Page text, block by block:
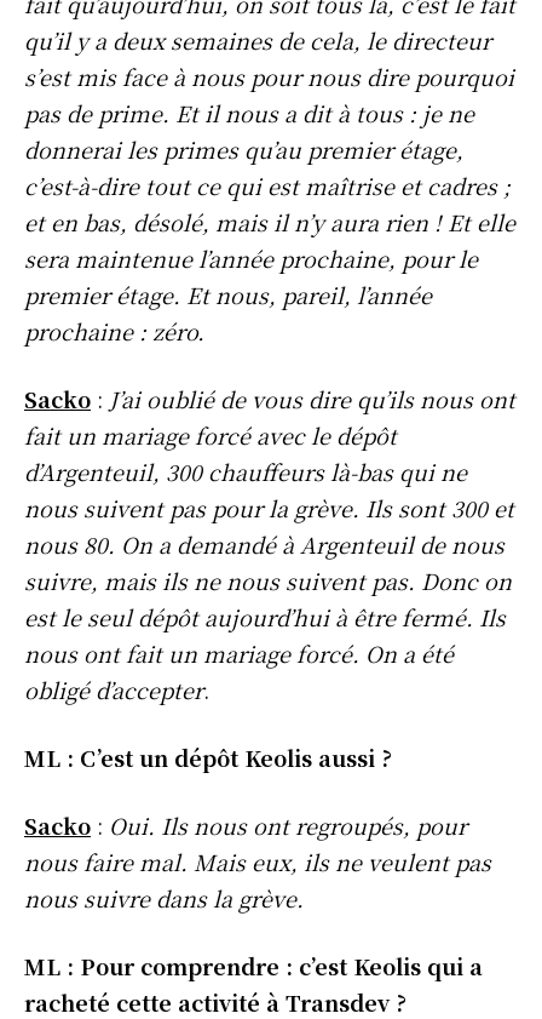
qu’il y a deux semaines de cela, le directeur
s’est mis face à nous pour nous dire pourquoi
pas de prime. Et il nous a dit à tous : je ne
donnerai les primes qu’au premier étage,
c’est-à-dire tout ce qui est maîtrise et cadres ;
et en bas, désolé, mais il n’y aura rien ! Et elle
sera maintenue l’année prochaine, pour le
premier étage. Et nous, pareil, l’année
prochaine : zéro.
Sacko : J’ai oublié de vous dire qu’ils nous ont
fait un mariage forcé avec le dépôt
d’Argenteuil, 300 chauffeurs là-bas qui ne
nous suivent pas pour la grève. Ils sont 300 et
nous 80. On a demandé à Argenteuil de nous
suivre, mais ils ne nous suivent pas. Donc on
est le seul dépôt aujourd’hui à être fermé. Ils
nous ont fait un mariage forcé. On a été
obligé d’accepter.
ML : C’est un dépôt Keolis aussi ?
Sacko : Oui. Ils nous ont regroupés, pour
nous faire mal. Mais eux, ils ne veulent pas
nous suivre dans la grève.
ML : Pour comprendre : c’est Keolis qui a
racheté cette activité à Transdev ?